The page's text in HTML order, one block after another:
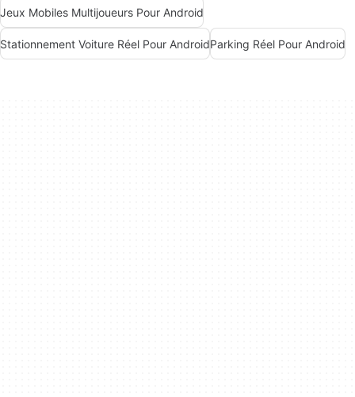
Jeux Mobiles Multijoueurs Pour Android
Stationnement Voiture Réel Pour AndroidParking Réel Pour Android